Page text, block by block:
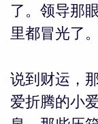
了。领导那
里都冒光了。
说到财运，
爱折腾的小